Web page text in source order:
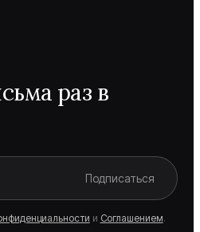
раз в
Подписаться
и Соглашением.